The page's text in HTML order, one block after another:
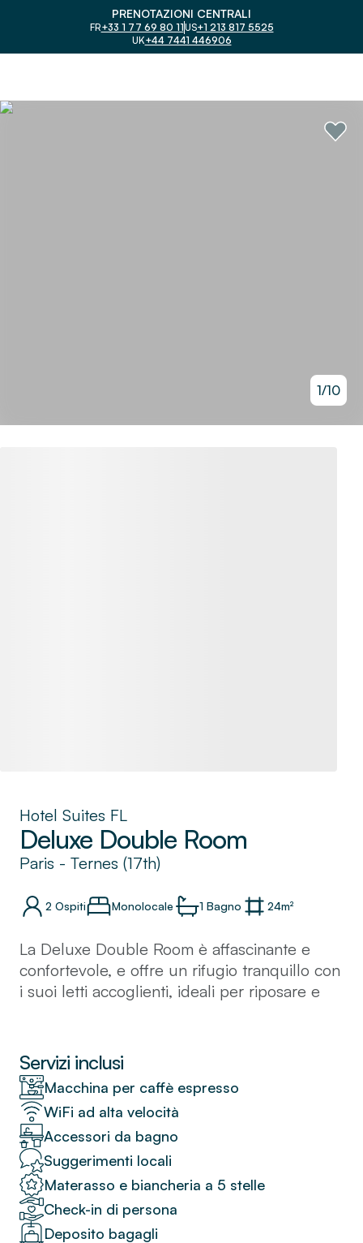
PRENOTAZIONI CENTRALI
FR+33 1 77 69 80 11US+1 213 817 5525
UK+44 7441 446906
1/10
Hotel Suites FL
Deluxe Double Room
Paris - Ternes (17th)
2 Ospiti Monolocale 1 Bagno 24m²
La Deluxe Double Room è affascinante e
confortevole, e offre un rifugio tranquillo con
i suoi letti accoglienti, ideali per riposare e
alla moda riflettono l'eleganza parigina,
circondandoti con l'atmosfera sofisticata della
città.
Servizi inclusi
Macchina per caffè espresso
WiFi ad alta velocità
Accessori da bagno
Suggerimenti locali
Materasso e biancheria a 5 stelle
Check-in di persona
Deposito bagagli